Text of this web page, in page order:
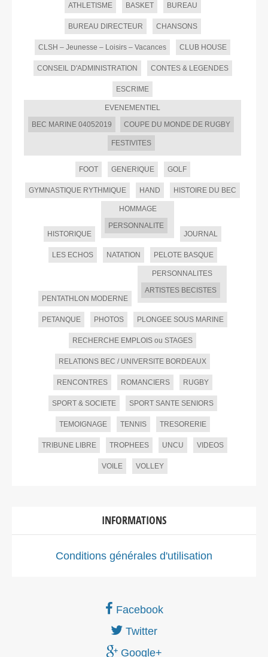
ATHLETISME BASKET BUREAU
BUREAU DIRECTEUR CHANSONS
CLSH – Jeunesse – Loisirs – Vacances CLUB HOUSE
CONSEIL D'ADMINISTRATION CONTES & LEGENDES
ESCRIME
EVENEMENTIEL
BEC MARINE 04052019
COUPE DU MONDE DE RUGBY
FESTIVITES
FOOT GENERIQUE GOLF
GYMNASTIQUE RYTHMIQUE HAND HISTOIRE DU BEC
HISTORIQUE
HOMMAGE
PERSONNALITE
JOURNAL
LES ECHOS NATATION PELOTE BASQUE
PENTATHLON MODERNE
PERSONNALITES
ARTISTES BECISTES
PETANQUE PHOTOS PLONGEE SOUS MARINE
RECHERCHE EMPLOIS ou STAGES
RELATIONS BEC / UNIVERSITE BORDEAUX
RENCONTRES ROMANCIERS RUGBY
SPORT & SOCIETE SPORT SANTE SENIORS
TEMOIGNAGE TENNIS TRESORERIE
TRIBUNE LIBRE TROPHEES UNCU VIDEOS
VOILE VOLLEY
INFORMATIONS
Conditions générales d'utilisation
Facebook
Twitter
Google+